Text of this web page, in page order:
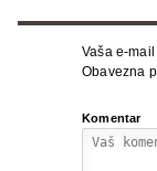
Vaša e-
Obavezna
Komentar